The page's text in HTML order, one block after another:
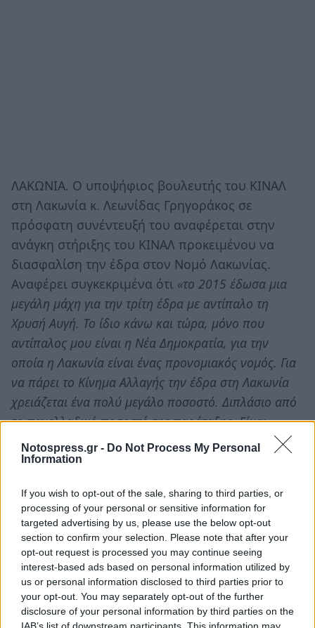
Notospress.gr - Do Not Process My Personal
Information
If you wish to opt-out of the sale, sharing to third parties, or
processing of your personal or sensitive information for
targeted advertising by us, please use the below opt-out
section to confirm your selection. Please note that after your
opt-out request is processed you may continue seeing
interest-based ads based on personal information utilized by
us or personal information disclosed to third parties prior to
your opt-out. You may separately opt-out of the further
disclosure of your personal information by third parties on the
IAB’s list of downstream participants. This information may
ΛΑΚΩΝΙΑ. Ο υποψήφιος βουλευτής του ΚΙΝΑΛ
στη Λακωνία κ. Λεωνίδας Γρηγοράκος σε
πρόσφατη συνέντευξή του αναφέρεται στην
ανάγκη στήριξης του ΚΙΝΑΛ προκειμένου να
διασφαλίση την έδρα στον Νομό Λακωνίας.
Αναφέρει συγκεκριμένα ότι «το 2015 έδωσα μια
μεγάλη μάχη για την τρίτη έδρα με αντίπαλο τη
Χρυσή Αυγή. Το ίδιο κάνω και τώρα, μόνο που
αντίπαλος μου είναι η Νέα Δημοκρατία, για την
οποία η Λακωνία είναι ένας προνομιακός νομός. Για
να πάρει το Κίνημα Αλλαγής την έδρα στη Λακωνία
χρειάζεται ένα πολύ μεγάλο ποσοστό. Διπλάσιο από
το πανελλαδικό ποσοστό της παράταξης. Είμαι
αισιόδοξος ότι η Λάκωνες θα είναι πάλι μαζί μου.
Μπορεί να ήμουν βουλευτής του ΠΑΣΟΚ και τώρα να
όμως στη Λακωνία ο ρόλος μου είναι
υπερκομματικός. Είναι κοινωνικός. Πρέπει να
σεβόμαστε την ιστορία του τόπου. Δεν πήγα ποτέ
απέναντι στα ήθη και τα έθιμα της Λακωνίας και δεν
αρνήθηκα ποτέ να βοηθήσω τους ανθρώπους, από
όποιο χώρο κι αν προέρχονταν».